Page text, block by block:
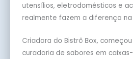
utensílios, eletrodomésticos e
realmente fazem a diferença na
Criadora do Bistrô Box,
curadoria de sabores em